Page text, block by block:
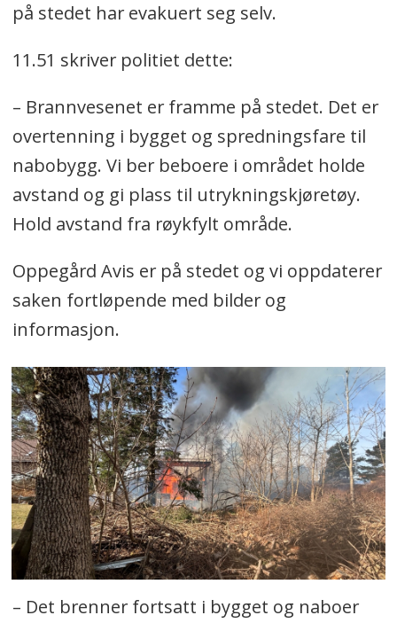
på stedet har evakuert seg selv.
11.51 skriver politiet dette:
– Brannvesenet er framme på stedet. Det er
overtenning i bygget og spredningsfare til
nabobygg. Vi ber beboere i området holde
avstand og gi plass til utrykningskjøretøy.
Hold avstand fra røykfylt område.
Oppegård Avis er på stedet og vi oppdaterer
saken fortløpende med bilder og
informasjon.
– Det brenner fortsatt i bygget og naboer